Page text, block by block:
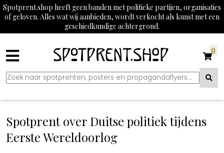
Spotprent.shop heeft geen banden met politieke partijen, organisaties
of geloven. Alles wat wij aanbieden, wordt verkocht als kunst met een
geschiedkundige achtergrond.
0
Spotprent over Duitse politiek tijdens
Eerste Wereldoorlog